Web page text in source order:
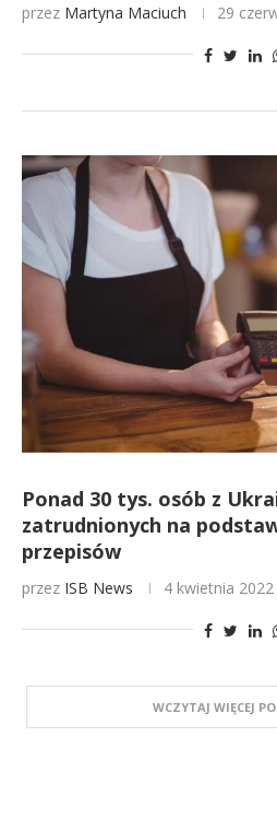
przez Martyna Maciuch 29
Ponad 30 tys. osób z
zatrudnionych na
przepisów
przez ISB News 4 kwietnia 2022
WCZYTAJ WIĘCEJ